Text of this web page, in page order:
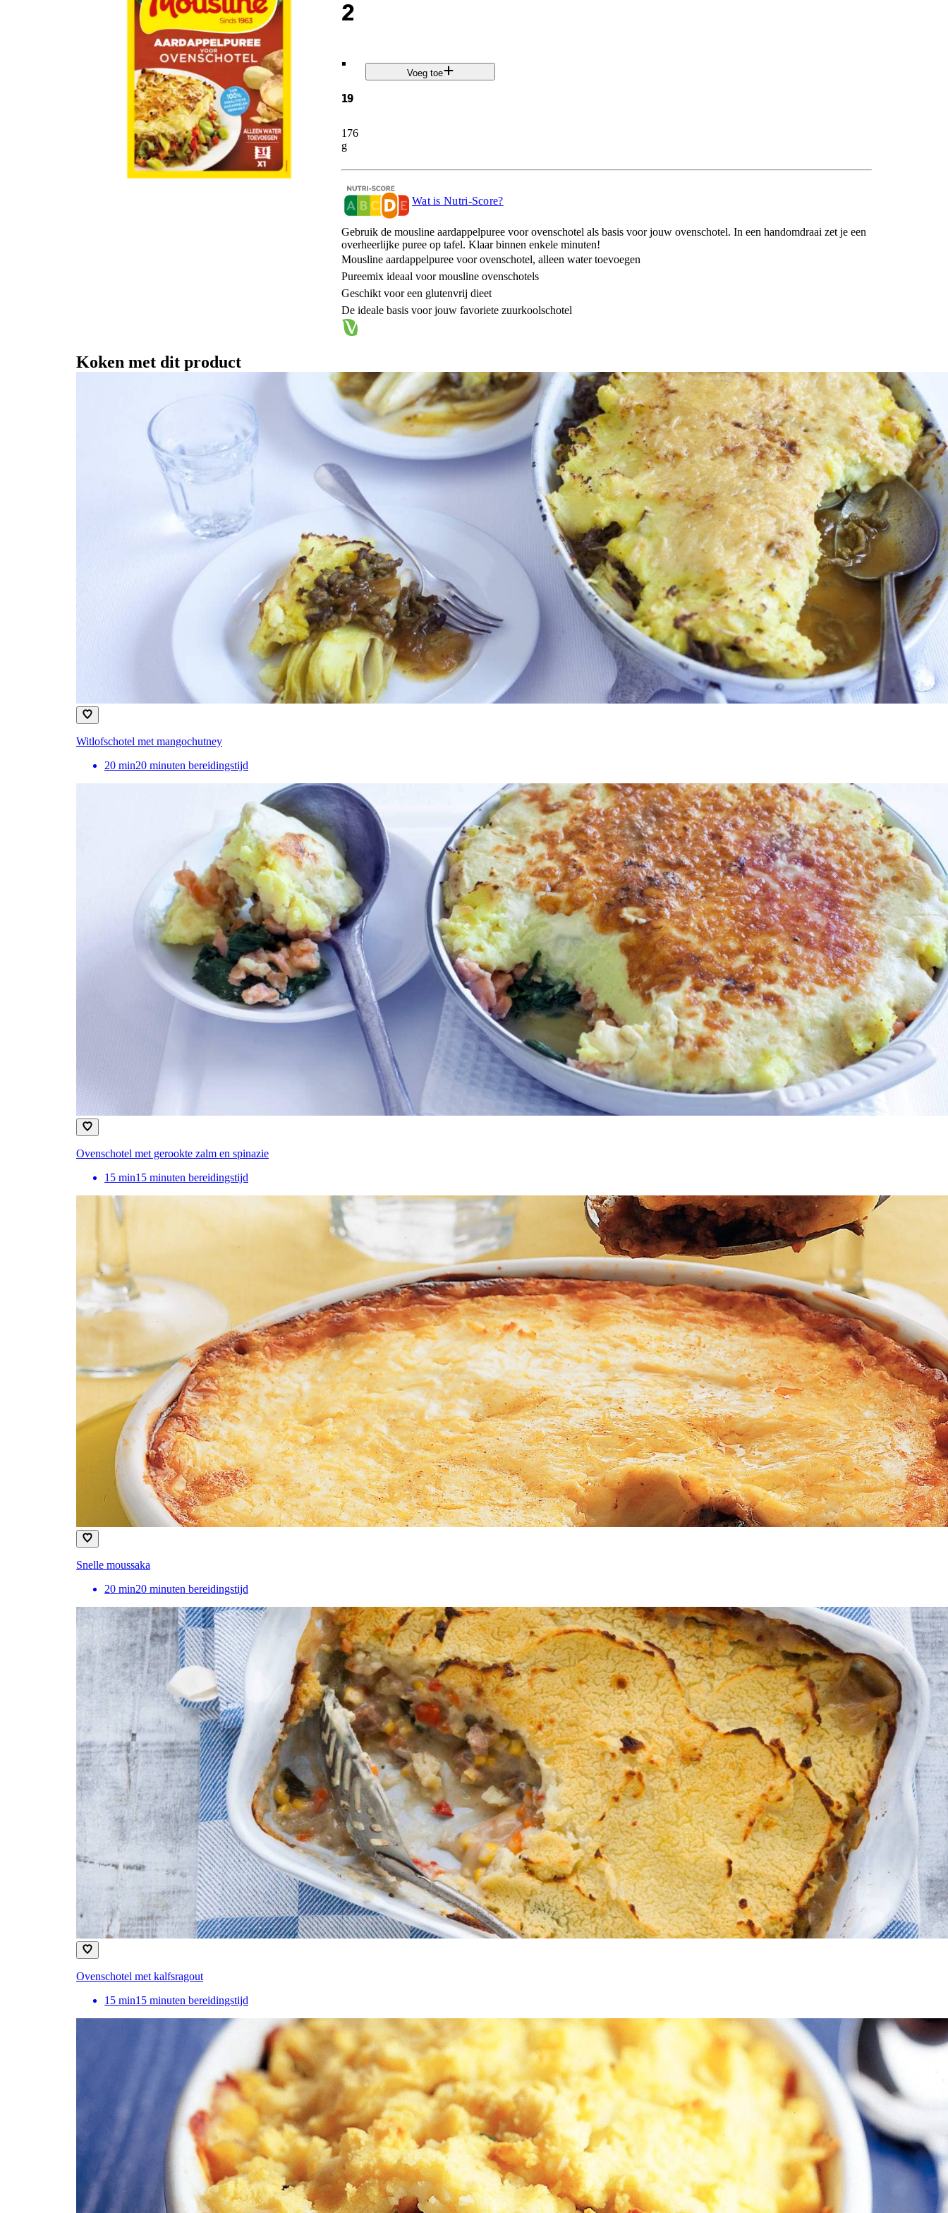
2
.
19
176
g
Voeg toe
Wat is Nutri-Score?
Gebruik de mousline aardappelpuree voor ovenschotel als basis voor jouw ovenschotel. In een handomdraai zet je een
overheerlijke puree op tafel. Klaar binnen enkele minuten!
Mousline aardappelpuree voor ovenschotel, alleen water toevoegen
Pureemix ideaal voor mousline ovenschotels
Geschikt voor een glutenvrij dieet
De ideale basis voor jouw favoriete zuurkoolschotel
Koken met dit product
Witlofschotel met mangochutney
20 min20 minuten bereidingstijd
Ovenschotel met gerookte zalm en spinazie
15 min15 minuten bereidingstijd
Snelle moussaka
20 min20 minuten bereidingstijd
Ovenschotel met kalfsragout
15 min15 minuten bereidingstijd